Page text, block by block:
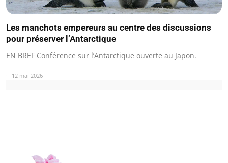
Les manchots empereurs au centre des discussions
pour préserver l’Antarctique
EN BREF Conférence sur l’Antarctique ouverte au Japon.
12 mai 2026